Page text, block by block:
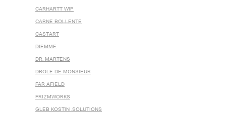
CARHARTT WIP
CARNE BOLLENTE
CASTART
DIEMME
DR. MARTENS
DROLE DE MONSIEUR
FAR AFIELD
FRIZMWORKS
GLEB KOSTIN .SOLUTIONS